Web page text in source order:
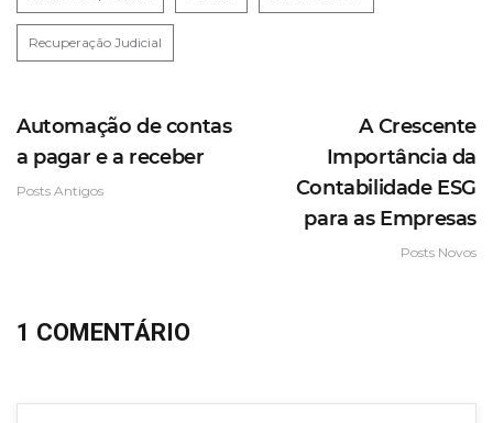
Recuperação Judicial
Automação de contas
a pagar e a receber
Posts Antigos
A Crescente
Importância da
Contabilidade ESG
para as Empresas
Posts Novos
1 COMENTÁRIO